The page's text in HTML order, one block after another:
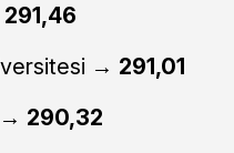
291,46
→ 291,01
290,32